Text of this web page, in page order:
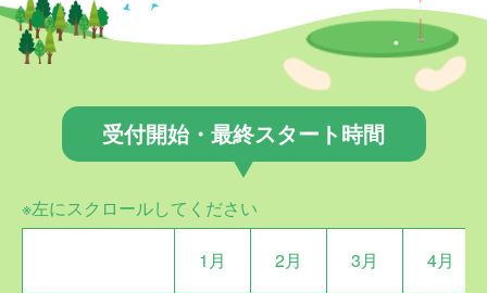
受付開始・最終スタート時間
※左にスクロールしてください
1月 2月 3月 4月